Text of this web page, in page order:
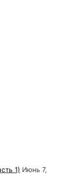
1) Июнь 7,